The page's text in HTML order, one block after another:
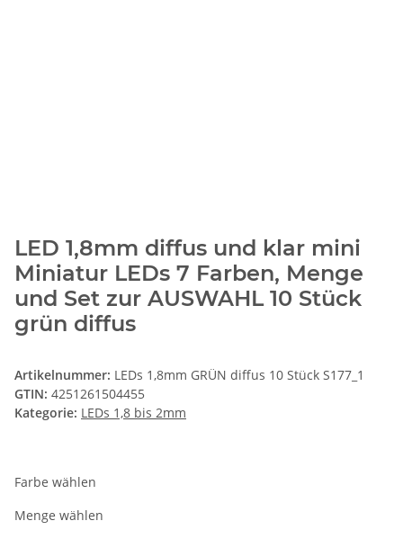
LED 1,8mm diffus und klar mini
Miniatur LEDs 7 Farben, Menge
und Set zur AUSWAHL 10 Stück
grün diffus
Artikelnummer: LEDs 1,8mm GRÜN diffus 10 Stück S177_1
GTIN: 4251261504455
Kategorie: LEDs 1,8 bis 2mm
Farbe wählen
Menge wählen